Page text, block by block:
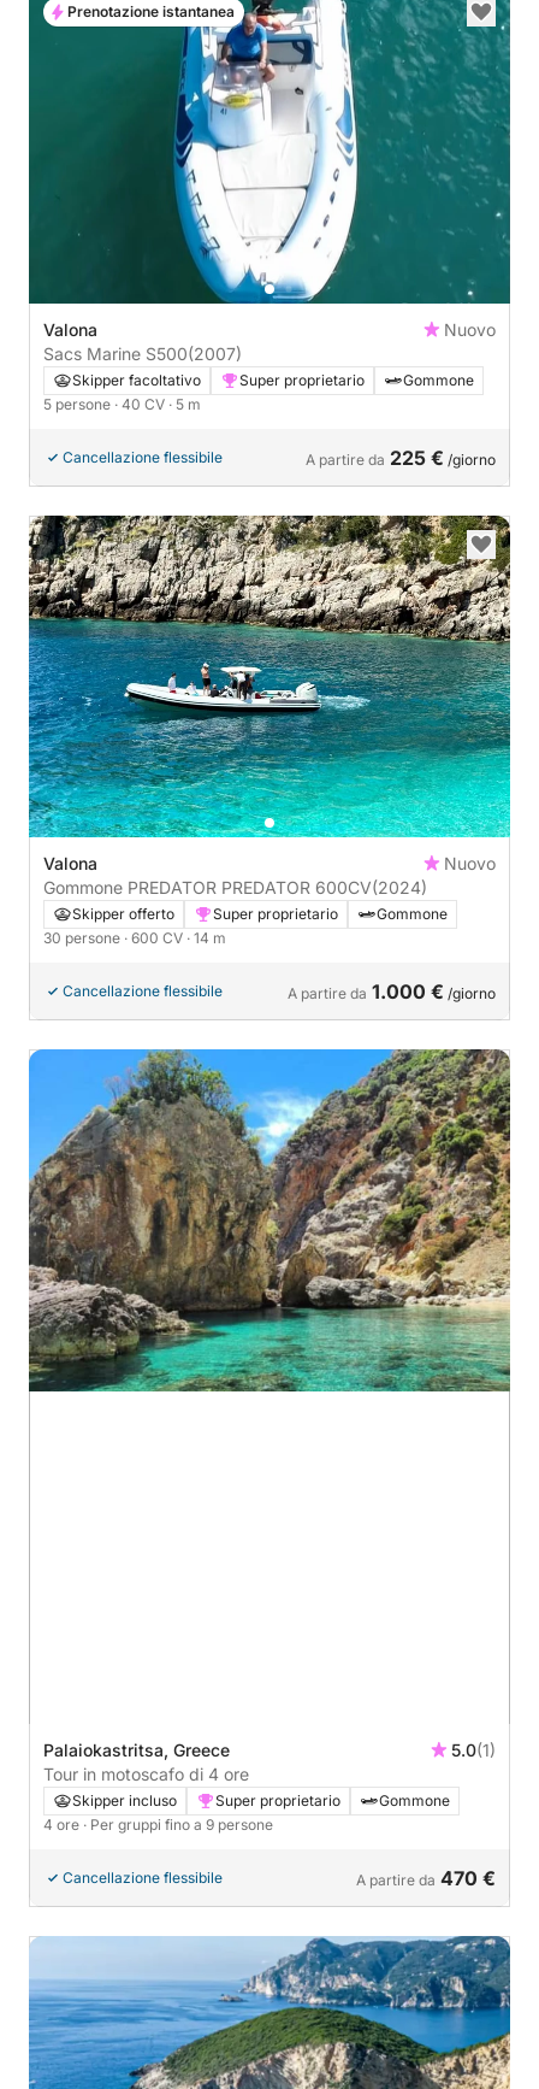
Valona
Nuovo
Sacs Marine S500(2007)
Skipper facoltativo Super proprietario
Gommone
5 persone · 40 CV · 5 m
Cancellazione flessibile A partire da 225 € /giorno
Prenotazione istantanea
Valona
Nuovo
Gommone PREDATOR PREDATOR 600CV(2024)
Skipper offerto Super proprietario
Gommone
30 persone · 600 CV · 14 m
Cancellazione flessibile A partire da 1.000 € /giorno
Palaiokastritsa, Greece 5.0(1)
Tour in motoscafo di 4 ore
Skipper incluso Super proprietario
Gommone
4 ore · Per gruppi fino a 9 persone
Cancellazione flessibile A partire da 470 €